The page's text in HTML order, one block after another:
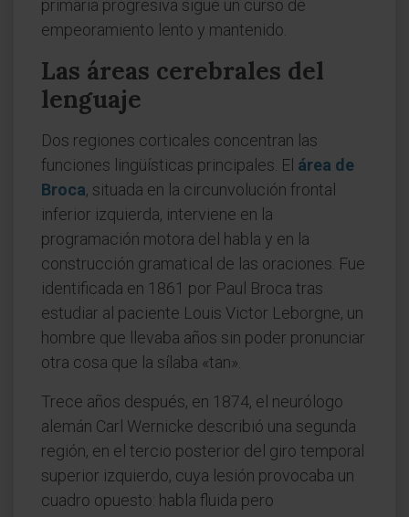
primaria progresiva sigue un curso de
empeoramiento lento y mantenido.
Las áreas cerebrales del
lenguaje
Dos regiones corticales concentran las
funciones lingüísticas principales. El área de
Broca, situada en la circunvolución frontal
inferior izquierda, interviene en la
programación motora del habla y en la
construcción gramatical de las oraciones. Fue
identificada en 1861 por Paul Broca tras
estudiar al paciente Louis Victor Leborgne, un
hombre que llevaba años sin poder pronunciar
otra cosa que la sílaba «tan».
Trece años después, en 1874, el neurólogo
alemán Carl Wernicke describió una segunda
región, en el tercio posterior del giro temporal
superior izquierdo, cuya lesión provocaba un
cuadro opuesto: habla fluida pero